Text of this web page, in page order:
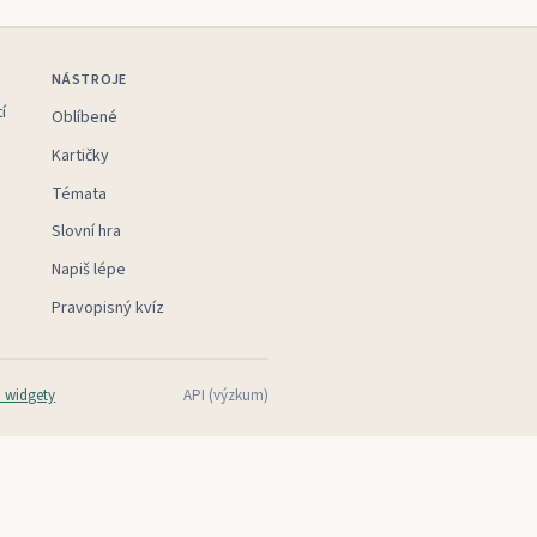
NÁSTROJE
Oblíbené
Kartičky
Témata
Slovní hra
Napiš lépe
Pravopisný kvíz
widgety API (výzkum)